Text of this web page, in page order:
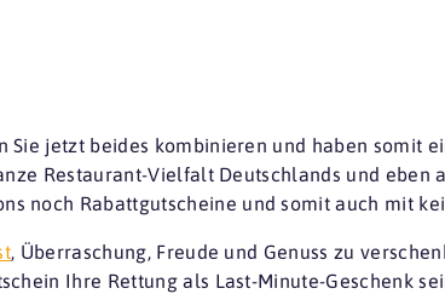
Sie jetzt beides kombinieren und haben somit
Restaurant-Vielfalt Deutschlands und eben
noch Rabattgutscheine und somit auch mit
, Überraschung, Freude und Genuss zu
Ihre Rettung als Last-Minute-Geschenk